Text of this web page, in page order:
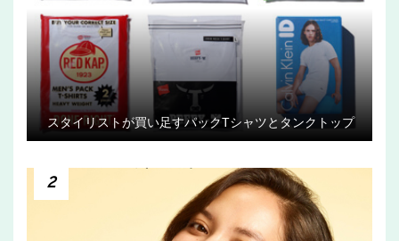
スタイリストが買い足すパックTシャツとタンクトップ
2